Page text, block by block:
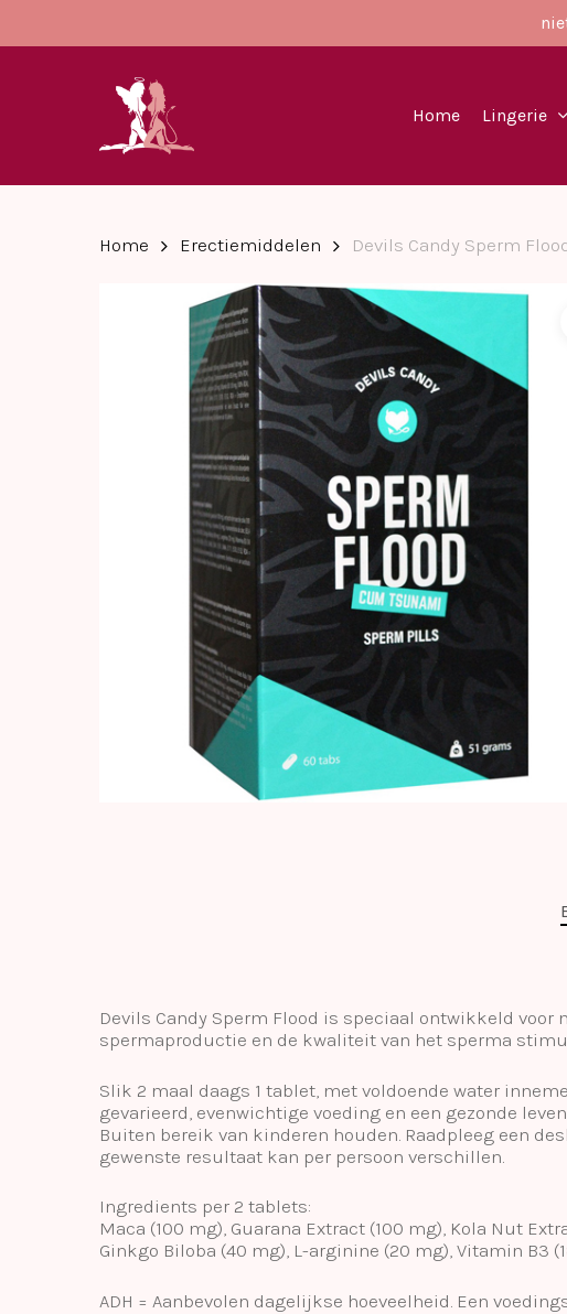
Hit enter to search or ESC to close
Home Lingerie
Home Erectiemiddelen Devils Candy Sperm
Devils Candy Sperm Flood is speciaal ontwikkeld
spermaproductie en de kwaliteit van het sperma
Slik 2 maal daags 1 tablet, met voldoende water
gevarieerd, evenwichtige voeding en een gezonde
Buiten bereik van kinderen houden. Raadpleeg een
gewenste resultaat kan per persoon verschillen.
Ingredients per 2 tablets:
Maca (100 mg), Guarana Extract (100 mg), Kola Nut
Ginkgo Biloba (40 mg), L-arginine (20 mg), Vitamin B3 (18
ADH = Aanbevolen dagelijkse hoeveelheid. Een